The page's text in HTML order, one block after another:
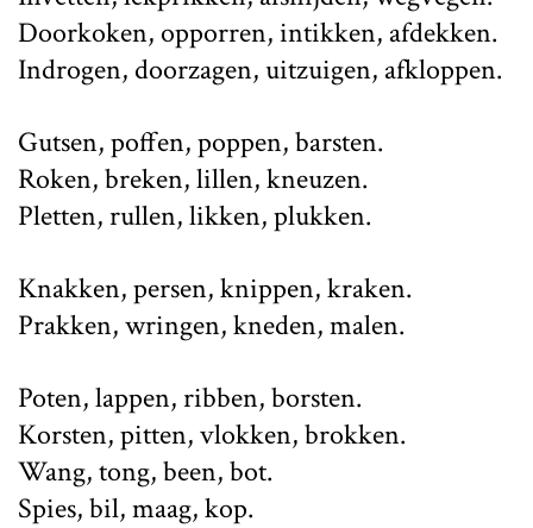
Doorkoken, opporren, intikken, afdekken.
Indrogen, doorzagen, uitzuigen, afkloppen.
Gutsen, poffen, poppen, barsten.
Roken, breken, lillen, kneuzen.
Pletten, rullen, likken, plukken.
Knakken, persen, knippen, kraken.
Prakken, wringen, kneden, malen.
Poten, lappen, ribben, borsten.
Korsten, pitten, vlokken, brokken.
Wang, tong, been, bot.
Spies, bil, maag, kop.